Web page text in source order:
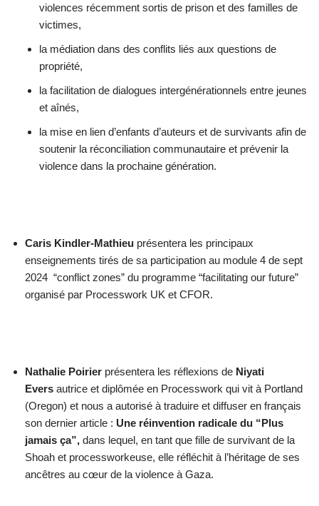
violences récemment sortis de prison et des familles de
victimes,
la médiation dans des conflits liés aux questions de
propriété,
la facilitation de dialogues intergénérationnels entre jeunes
et aînés,
la mise en lien d’enfants d’auteurs et de survivants afin de
soutenir la réconciliation communautaire et prévenir la
violence dans la prochaine génération.
Caris Kindler-Mathieu présentera les principaux
enseignements tirés de sa participation au module 4 de sept
2024 “conflict zones” du programme “facilitating our future”
organisé par Processwork UK et CFOR.
Nathalie Poirier présentera les réflexions de Niyati
Evers autrice et diplômée en Processwork qui vit à Portland
(Oregon) et nous a autorisé à traduire et diffuser en français
son dernier article : Une réinvention radicale du “Plus
jamais ça”, dans lequel, en tant que fille de survivant de la
Shoah et processworkeuse, elle réfléchit à l’héritage de ses
ancêtres au cœur de la violence à Gaza.